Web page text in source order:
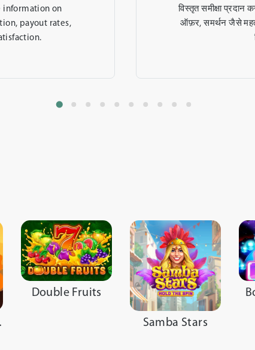
खेल निष्पक्षता, बोनस
है गुणवत्ता, और
and up-to-date
selection, and
and
Double Fruits
Samba Stars